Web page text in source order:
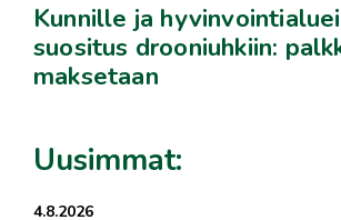
Kunnille ja
suositus drooniuhkiin:
maksetaan
Uusimmat:
4.8.2026